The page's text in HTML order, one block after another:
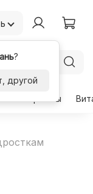
?
другой
Гормоны